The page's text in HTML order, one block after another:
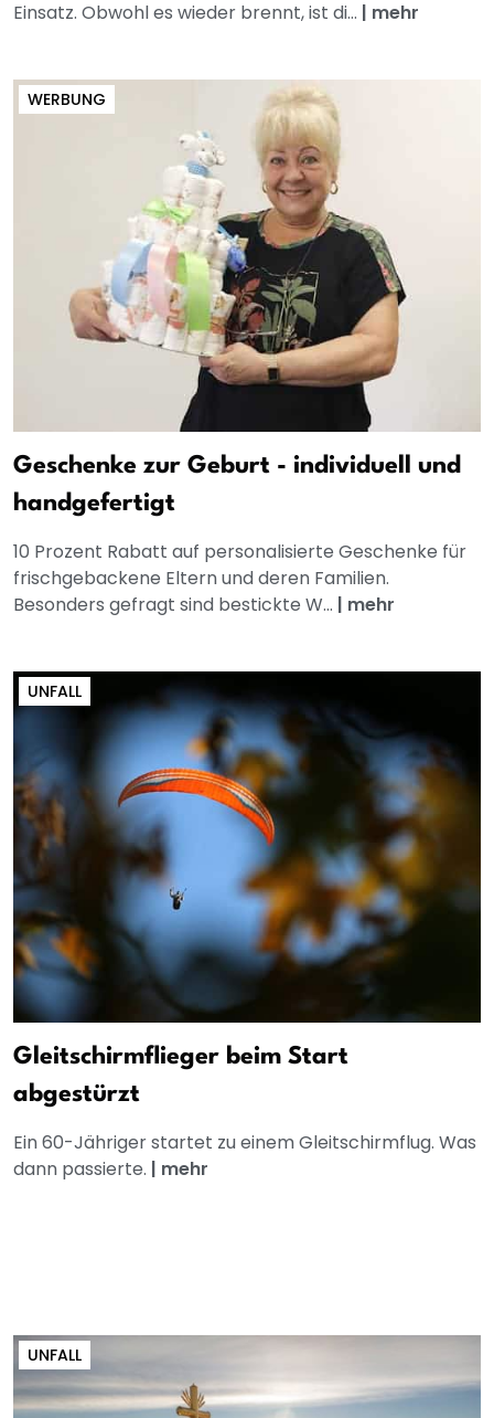
Einsatz. Obwohl es wieder brennt, ist di... | mehr
WERBUNG
Geschenke zur Geburt - individuell und
handgefertigt
10 Prozent Rabatt auf personalisierte Geschenke für
frischgebackene Eltern und deren Familien.
Besonders gefragt sind bestickte W... | mehr
UNFALL
Gleitschirmflieger beim Start
abgestürzt
Ein 60-Jähriger startet zu einem Gleitschirmflug. Was
dann passierte. | mehr
UNFALL